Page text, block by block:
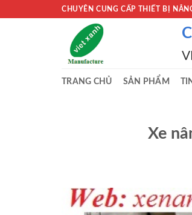
CHUYÊN CUNG CẤP THIẾT BỊ
TRANG CHỦ SẢN PHẨM
Xe